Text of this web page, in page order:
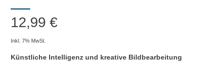
12,99€
Inkl. 7% MwSt.
Künstliche Intelligenz und kreative Bildbearbeitung